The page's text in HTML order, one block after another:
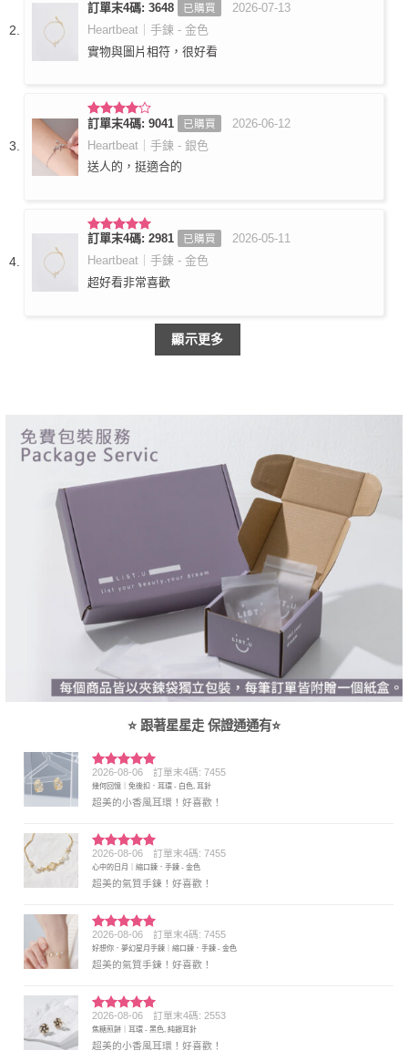
評分5滿
分 5
訂單末4碼: 3648 已購買
2026-07-13
Heartbeat｜手鍊 - 金色
實物與圖片相符，很好看
評分4
滿分 5
訂單末4碼: 9041 已購買
2026-06-12
Heartbeat｜手鍊 - 銀色
送人的，挺適合的
評分5滿
分 5
訂單末4碼: 2981 已購買
2026-05-11
Heartbeat｜手鍊 - 金色
超好看非常喜歡
顯示更多
⭐ 跟著星星走 保證通通有⭐
評分5滿
分 5
2026-08-06 訂單末4碼: 7455
幾何回憶｜免後扣．耳環 - 白色, 耳針
超美的小香風耳環！好喜歡！
評分5 滿
分 5
2026-08-06 訂單末4碼: 7455
心中的日月｜縮口鍊．手鍊 - 金色
超美的氣質手鍊！好喜歡！
評分5 滿
分 5
2026-08-06 訂單末4碼: 7455
好想你．夢幻星月手鍊｜縮口鍊．手鍊 - 金色
超美的氣質手鍊！好喜歡！
評分5滿
分 5
2026-08-06 訂單末4碼: 2553
焦糖煎餅｜耳環 - 黑色, 純銀耳針
超美的小香風耳環！好喜歡！